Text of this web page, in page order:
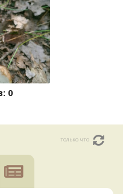
0
только что